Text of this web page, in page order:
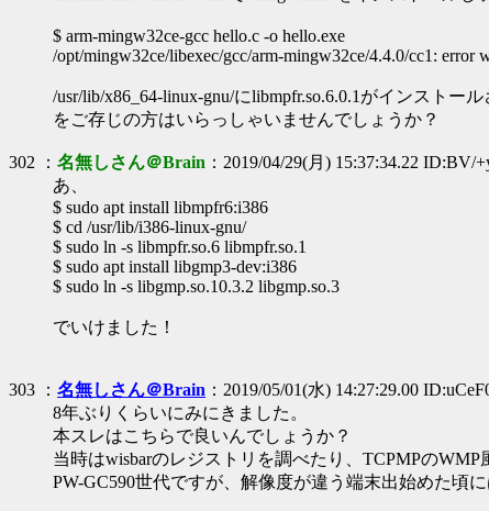
$ arm-mingw32ce-gcc hello.c -o hello.exe
/opt/mingw32ce/libexec/gcc/arm-mingw32ce/4.4.0/cc1: error
/usr/lib/x86_64-linux-gnu/にlibmpfr.so.6.0.1がインスト
をご存じの方はいらっしゃいませんでしょうか？
302 ： 名無しさん＠Brain ：2019/04/29(月) 15:37:34.22 ID:BV/
あ、
$ sudo apt install libmpfr6:i386
$ cd /usr/lib/i386-linux-gnu/
$ sudo ln -s libmpfr.so.6 libmpfr.so.1
$ sudo apt install libgmp3-dev:i386
$ sudo ln -s libgmp.so.10.3.2 libgmp.so.3
でいけました！
303 ： 名無しさん＠Brain ：2019/05/01(水) 14:27:29.00
8年ぶりくらいにみにきました。
本スレはこちらで良いんでしょうか？
当時はwisbarのレジストリを調べたり、TCPMPのWMP
PW-GC590世代ですが、解像度が違う端末出始めた頃